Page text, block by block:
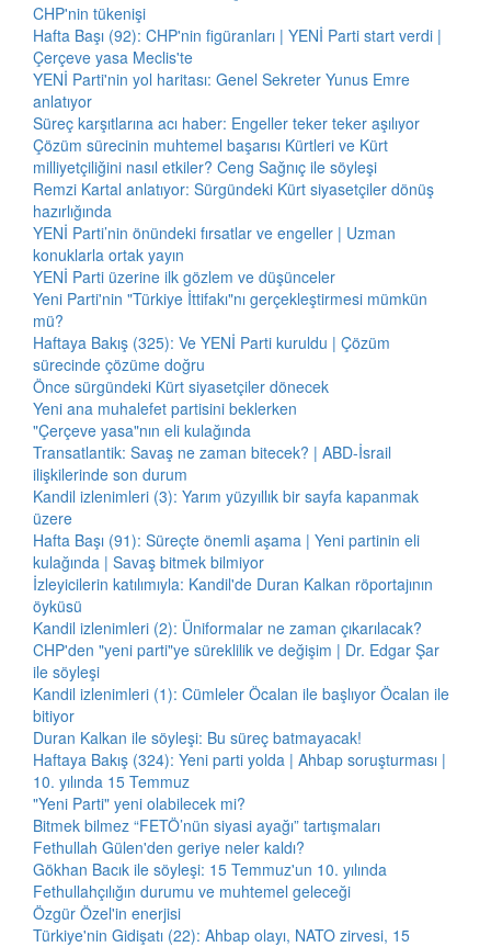
CHP'nin tükenişi
Hafta Başı (92): CHP'nin figüranları | YENİ Parti start verdi |
Çerçeve yasa Meclis'te
YENİ Parti'nin yol haritası: Genel Sekreter Yunus Emre
anlatıyor
Süreç karşıtlarına acı haber: Engeller teker teker aşılıyor
Çözüm sürecinin muhtemel başarısı Kürtleri ve Kürt
milliyetçiliğini nasıl etkiler? Ceng Sağnıç ile söyleşi
Remzi Kartal anlatıyor: Sürgündeki Kürt siyasetçiler dönüş
hazırlığında
YENİ Parti’nin önündeki fırsatlar ve engeller | Uzman
konuklarla ortak yayın
YENİ Parti üzerine ilk gözlem ve düşünceler
Yeni Parti'nin "Türkiye İttifakı"nı gerçekleştirmesi mümkün
mü?
Haftaya Bakış (325): Ve YENİ Parti kuruldu | Çözüm
sürecinde çözüme doğru
Önce sürgündeki Kürt siyasetçiler dönecek
Yeni ana muhalefet partisini beklerken
"Çerçeve yasa"nın eli kulağında
Transatlantik: Savaş ne zaman bitecek? | ABD-İsrail
ilişkilerinde son durum
Kandil izlenimleri (3): Yarım yüzyıllık bir sayfa kapanmak
üzere
Hafta Başı (91): Süreçte önemli aşama | Yeni partinin eli
kulağında | Savaş bitmek bilmiyor
İzleyicilerin katılımıyla: Kandil'de Duran Kalkan röportajının
öyküsü
Kandil izlenimleri (2): Üniformalar ne zaman çıkarılacak?
CHP'den "yeni parti"ye süreklilik ve değişim | Dr. Edgar Şar
ile söyleşi
Kandil izlenimleri (1): Cümleler Öcalan ile başlıyor Öcalan ile
bitiyor
Duran Kalkan ile söyleşi: Bu süreç batmayacak!
Haftaya Bakış (324): Yeni parti yolda | Ahbap soruşturması |
10. yılında 15 Temmuz
"Yeni Parti" yeni olabilecek mi?
Bitmek bilmez “FETÖ’nün siyasi ayağı” tartışmaları
Fethullah Gülen'den geriye neler kaldı?
Gökhan Bacık ile söyleşi: 15 Temmuz'un 10. yılında
Fethullahçılığın durumu ve muhtemel geleceği
Özgür Özel'in enerjisi
Türkiye'nin Gidişatı (22): Ahbap olayı, NATO zirvesi, 15